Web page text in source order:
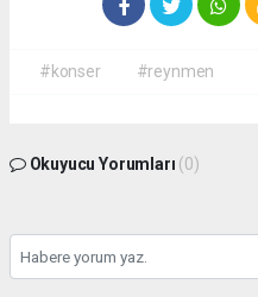
#konser #reynmen
Okuyucu Yorumları (0)